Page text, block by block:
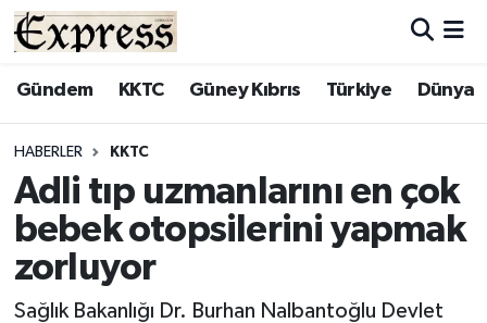
Gündem KKTC Güney Kıbrıs Türkiye Dünya
HABERLER KKTC
Adli tıp uzmanlarını en çok
bebek otopsilerini yapmak
zorluyor
Sağlık Bakanlığı Dr. Burhan Nalbantoğlu Devlet
ALAYKÖY
BİLİM
ÇATALKÖY
DÜNYA
Hava Durumu
Süper Lig Puan Durumu ve Fikstür
Tüm Manşetler
Son Dakika Haberleri